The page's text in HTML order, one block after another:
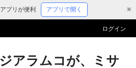
プリが便利 アプリで開く ✖
ログイン
アラムコが、ミサ